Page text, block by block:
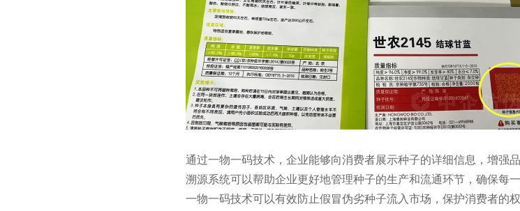
通过一物一码技术，企业能够向消费者展示种子的详细信息，增强
溯源系统可以帮助企业更好地管理种子的生产和流通环节，确保每
一物一码技术可以有效防止假冒伪劣种子流入市场，保护消费者的权